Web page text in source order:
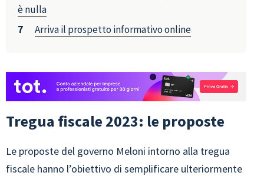
è nulla
Arriva il prospetto informativo online
Tregua fiscale 2023: le proposte
Le proposte del governo Meloni intorno alla tregua
fiscale hanno l’obiettivo di semplificare ulteriormente